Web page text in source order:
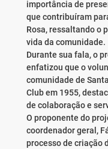
importância de
que contribuíram
Rosa, ressaltando o
vida da comunidade.
Durante sua fala, o
enfatizou que o
comunidade de
Club em 1955,
de colaboração e
O proponente do
coordenador geral,
processo de criação